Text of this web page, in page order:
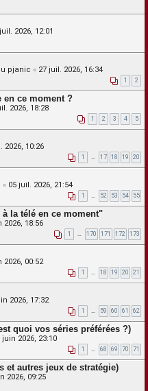
2026, 12:01
pjanic « 27 juil. 2026, 16:34
1 2
en ce moment ?
2026, 18:28
1 2 3 4 5
2026, 10:26
1 … 17 18 19 20
« 05 juil. 2026, 21:54
1 … 52 53 54 55
la télé en ce moment"
2026, 18:56
1 … 170 171 172 173
2026, 00:52
1 … 18 19 20 21
2026, 17:32
1 … 59 60 61 62
quoi vos séries préférées ?)
juin 2026, 23:10
1 … 68 69 70 71
et autres jeux de stratégie)
2026, 09:25